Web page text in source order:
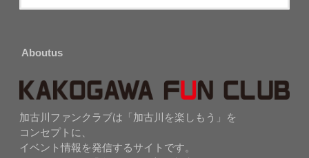
Aboutus
加古川ファンクラブは「加古川を楽しもう」を
コンセプトに、
イベント情報を発信するサイトです。